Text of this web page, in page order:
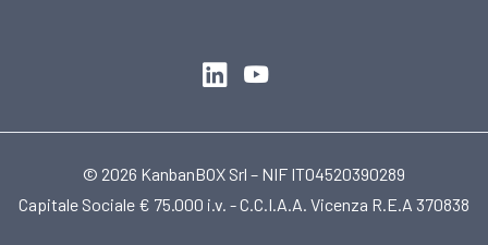
© 2026 KanbanBOX Srl – NIF IT04520390289
Capitale Sociale € 75.000 i.v. - C.C.I.A.A. Vicenza R.E.A 370838